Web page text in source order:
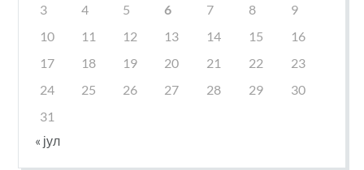
3
4 5 6 7 8
9
10
11 12 13 14 15
16
17
18 19 20 21 22
23
24
25 26 27 28 29
30
31
« јул